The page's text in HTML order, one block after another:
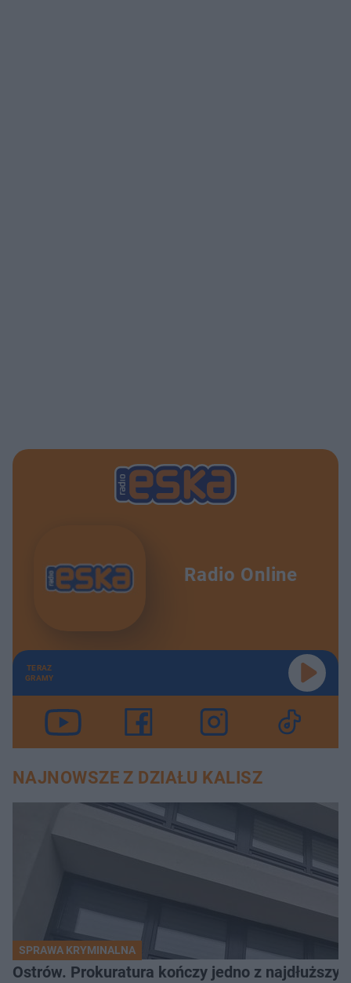
Radio Online
TERAZ
GRAMY
NAJNOWSZE Z DZIAŁU KALISZ
SPRAWA KRYMINALNA
Ostrów. Prokuratura kończy jedno z